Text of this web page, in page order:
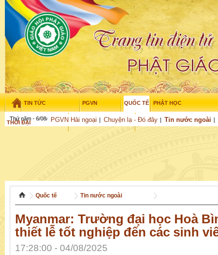
TIN TỨC PGVN QUỐC TẾ
PGVN Hải ngoại Chuyện lạ - Đó đây Tin nước ngoài
PHẬT HỌC
THỜI ĐẠI TUỔI TRẺ NGHIÊN CỨU
Thứ năm - 6/08/2026 – 22 24:37
Quốc tế Tin nước ngoài
Myanmar: Trường đại học Hoà
thiết lễ tốt nghiệp đến các sinh
17:28:00 - 04/08/2025